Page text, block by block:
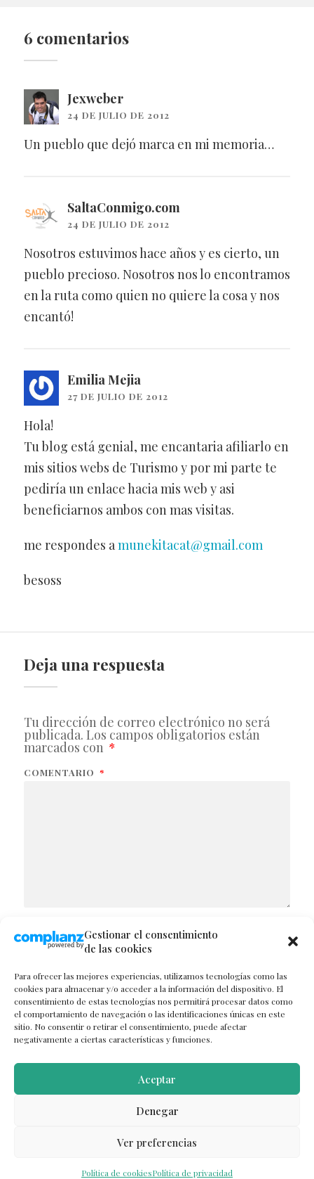
Gestionar el consentimiento
de las cookies
Para ofrecer las mejores experiencias, utilizamos tecnologías como las
cookies para almacenar y/o acceder a la información del dispositivo. El
consentimiento de estas tecnologías nos permitirá procesar datos como
el comportamiento de navegación o las identificaciones únicas en este
sitio. No consentir o retirar el consentimiento, puede afectar
negativamente a ciertas características y funciones.
Aceptar
Denegar
Ver preferencias
Política de cookiesPolítica de privacidad
6 comentarios
Jexweber
24 DE JULIO DE 2012
Un pueblo que dejó marca en mi memoria…
SaltaConmigo.com
24 DE JULIO DE 2012
Nosotros estuvimos hace años y es cierto, un
pueblo precioso. Nosotros nos lo encontramos
en la ruta como quien no quiere la cosa y nos
encantó!
Emilia Mejia
27 DE JULIO DE 2012
Hola!
Tu blog está genial, me encantaria afiliarlo en
mis sitios webs de Turismo y por mi parte te
pediría un enlace hacia mis web y asi
beneficiarnos ambos con mas visitas.
me respondes amunekitacat@gmail.com
besoss
Deja una respuesta
Tu dirección de correo electrónico no será
publicada. Los campos obligatorios están
marcados con *
COMENTARIO *
NOMBRE
CORREO ELECTRÓNICO